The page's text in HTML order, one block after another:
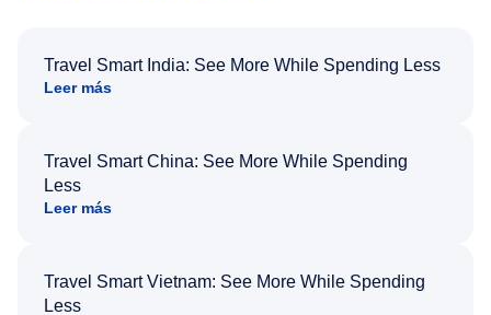
Travel Smart India: See More While Spending Less
Leer más
Travel Smart China: See More While Spending
Less
Leer más
Travel Smart Vietnam: See More While Spending
Less